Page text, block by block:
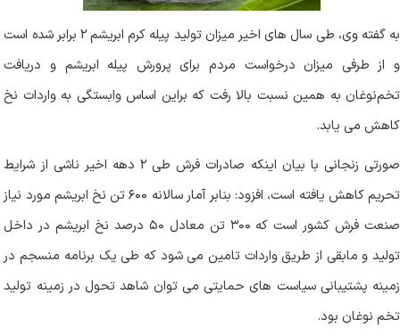
به گفته وی، طی سال های اخیر میزان تولید پیله کرم ابریشم ۲ برابر شده است
و از طرفی میزان درخواست مردم برای پرورش پیله ابریشم و دریافت
تخم‌نوغان به همین نسبت بالا رفت که براین اساس وابستگی به واردات نخ
کاهش می یابد.
صورتی زنجانی با بیان اینکه صادرات فرش طی ۲ دهه اخیر ناشی از شرایط
تحریم کاهش یافته است، افزود: بنابر آمار سالانه ۶۰۰ تن نخ ابریشم مورد نیاز
صنعت فرش کشور است که ۳۰۰ تن معادل ۵۰ درصد نخ ابریشم در داخل
تولید و مابقی از طریق واردات تامین می شود که طی یک برنامه منسجم در
زمینه پشتیبانی سیاست های حمایتی می توان شاهد تحول در زمینه تولید
تخم نوغان بود.